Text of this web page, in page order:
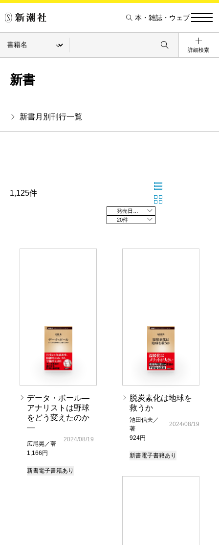
本・雑誌・ウェブ
詳細検索
新書
新書月別刊行一覧
1,125件
20件
データ・ボール―
アナリストは野球
をどう変えたのか
―
広尾晃／著
1,166円
2024/08/19
新書電子書籍あり
脱炭素化は地球を
救うか
池田信夫／
著
924円
2024/08/19
新書電子書籍あり